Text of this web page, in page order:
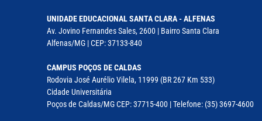
UNIDADE EDUCACIONAL SANTA CLARA - ALFENAS
Av. Jovino Fernandes Sales, 2600 | Bairro Santa Clara
Alfenas/MG | CEP: 37133-840
CAMPUS POÇOS DE CALDAS
Rodovia José Aurélio Vilela, 11999 (BR 267 Km 533)
Cidade Universitária
Poços de Caldas/MG CEP: 37715-400 | Telefone: (35) 3697-4600